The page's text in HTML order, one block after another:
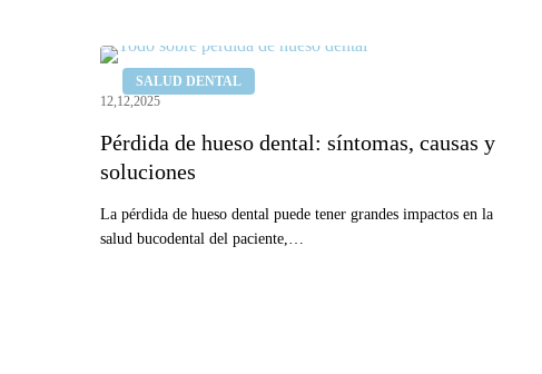
SALUD DENTAL
Pérdida
dental:
síntomas,
causas
y
12,12,2025
Pérdida de hueso dental: síntomas, causas y
soluciones
La pérdida de hueso dental puede tener grandes impactos en la
salud bucodental del paciente,…